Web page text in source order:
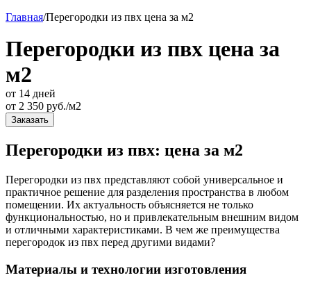
Главная/Перегородки из пвх цена за м2
Перегородки из пвх цена за
м2
от 14 дней
от 2 350 руб./м2
Заказать
Перегородки из пвх: цена за м2
Перегородки из пвх представляют собой универсальное и
практичное решение для разделения пространства в любом
помещении. Их актуальность объясняется не только
функциональностью, но и привлекательным внешним видом
и отличными характеристиками. В чем же преимущества
перегородок из пвх перед другими видами?
Материалы и технологии изготовления